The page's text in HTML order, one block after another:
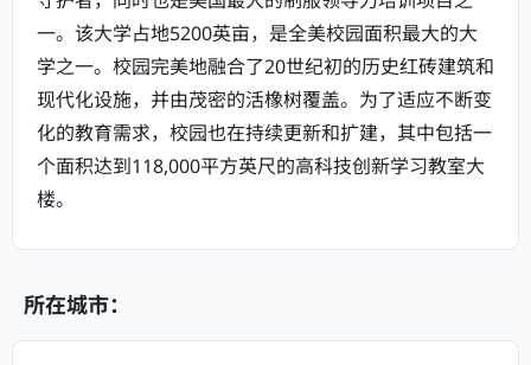
一。该大学占地5200英亩，是全美校园面积最大的大
学之一。校园完美地融合了20世纪初的历史红砖建筑和
现代化设施，并由茂密的活橡树覆盖。为了适应不断变
化的教育需求，校园也在持续更新和扩建，其中包括一
个面积达到118,000平方英尺的高科技创新学习教室大
楼。
所在城市：